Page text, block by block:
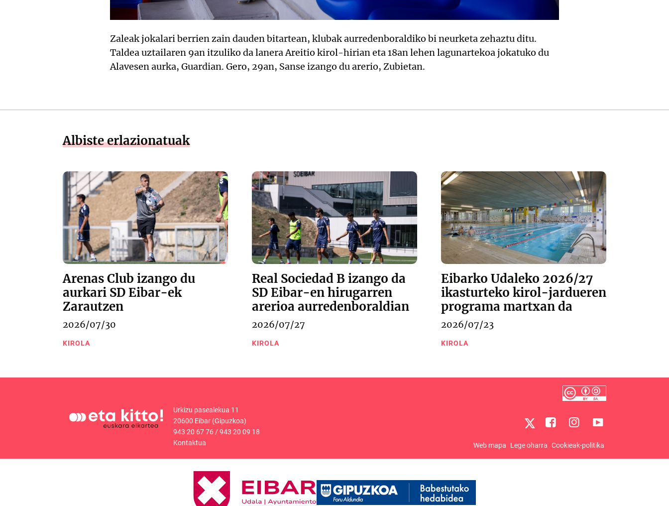
Zaleak jokalari berrien zain dauden bitartean, klubak aurredenboraldiko bi neurketa zehaztu ditu.
Taldea uztailaren 9an itzuliko da lanera Areitio kirol-hirian eta 18an lehen lagunartekoa jokatuko du
Alavesen aurka, Guardian. Gero, 29an, Sanse izango du arerio, Zubietan.
Albiste erlazionatuak
Arenas Club izango du
aurkari SD Eibar-ek
Zarautzen
2026/07/30
KIROLA
Real Sociedad B izango da
SD Eibar-en hirugarren
arerioa aurredenboraldian
2026/07/27
KIROLA
Eibarko Udaleko 2026/27
ikasturteko kirol-jardueren
programa martxan da
2026/07/23
KIROLA
Urkizu pasealekua 11
20600 Eibar (Gipuzkoa)
943 20 67 76/943 20 09 18
Kontaktua
Web mapa Lege oharra Cookieak-politika